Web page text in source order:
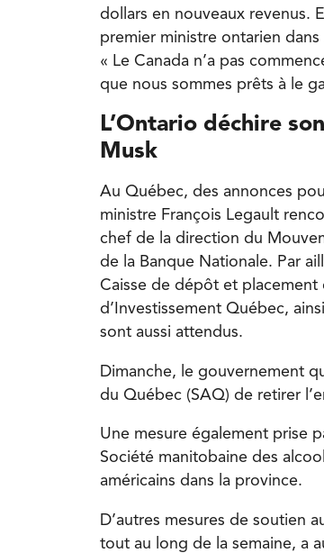
dollars en nouveaux revenus.
premier ministre ontarien
« Le Canada n’a pas
que nous sommes prêts à le
L’Ontario déchire
Musk
Au Québec, des annonces
ministre François Legault
chef de la direction du
de la Banque Nationale. Par
Caisse de dépôt et
d’Investissement Québec,
sont aussi attendus.
Dimanche, le gouvernement
du Québec (SAQ) de retirer
Une mesure également prise
Société manitobaine des
américains dans la province.
D’autres mesures de soutien
tout au long de la semaine, a